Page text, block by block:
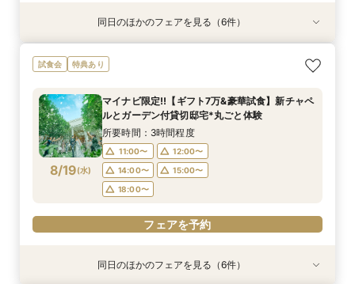
特典あり
8/16(日)
ギフト7万付【初めての見学に】全館ALL体験*見
積相談＆絶品試食
9:00〜
9:30〜
14:30〜
14:45〜
18:00〜
フェアを予約
特典あり
8/16(日)
即決ナシ★予算のリアル大公開！本番コーデ×ミ
シュラン試食体験
9:00〜
9:30〜
14:30〜
14:45〜
18:00〜
フェアを予約
特典あり
8/16(日)
【2件目以降の見学OK】貸切Wフル体験×豪華試
食×お見積り比較
9:00〜
9:30〜
14:30〜
14:45〜
18:00〜
フェアを予約
特典あり
8/16(日)
7万GIFT付【料理重視必見】豪華ミシュラン試食
×貸切邸宅W体験
9:00〜
9:30〜
14:30〜
14:45〜
18:00〜
フェアを予約
特典あり
8/16(日)
【10名から全館貸切OK】ミシュラン試食付*少
人数婚ALL体験
9:00〜
9:30〜
14:30〜
14:45〜
18:00〜
フェアを予約
8/16(日)
【お気軽◎オンライン相談会】スマホで簡単！豪
華10大特典付き
10:30〜
12:00〜
15:30〜
17:00〜
フェアを予約
同日のほかのフェアを見る（6件）
試食会 特典あり
8/19(水)
マイナビ限定!!【ギフト7万&豪華試食】新チャペ
ルとガーデン付貸切邸宅*丸ごと体験
所要時間：3時間程度
11:00〜
12:00〜
14:00〜
15:00〜
18:00〜
フェアを予約
特典あり
特典あり
特典あり
特典あり
特典あり同日のほかのフェアを見る（6件）